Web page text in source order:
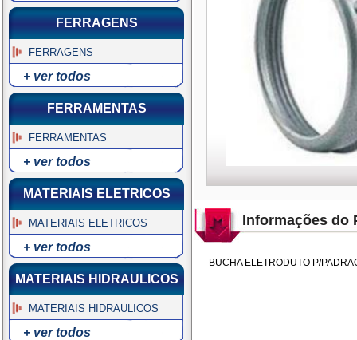
FERRAGENS
FERRAGENS
+ ver todos
FERRAMENTAS
FERRAMENTAS
+ ver todos
MATERIAIS ELETRICOS
MATERIAIS ELETRICOS
+ ver todos
MATERIAIS HIDRAULICOS
MATERIAIS HIDRAULICOS
+ ver todos
Informações do
BUCHA ELETRODUTO P/